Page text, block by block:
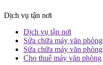
Dịch vụ tận nơi
Dịch vụ tận nơi
Sửa chữa máy văn phòng
Sửa chữa máy văn phòng
Cho thuê máy văn phòng